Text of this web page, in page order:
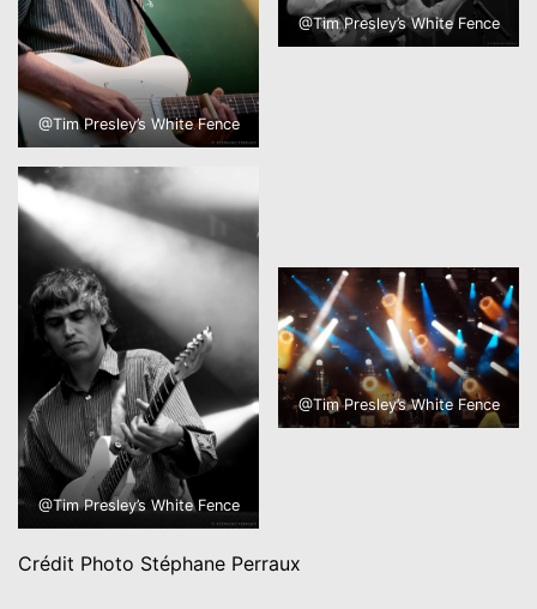
@Tim Presley’s White Fence
@Tim Presley’s White Fence
@Tim Presley’s White Fence
@Tim Presley’s White Fence
Crédit Photo Stéphane Perraux